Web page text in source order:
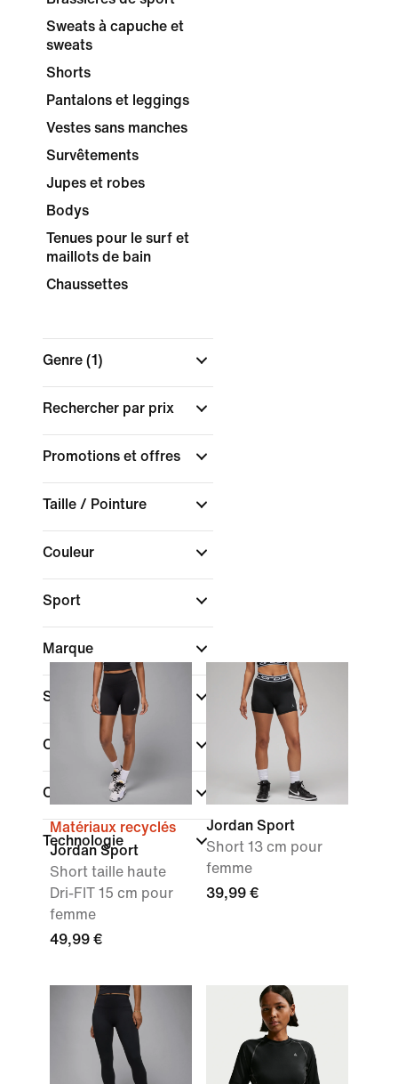
Sweats à capuche et
sweats
Shorts
Pantalons et leggings
Vestes sans manches
Survêtements
Jupes et robes
Bodys
Tenues pour le surf et
maillots de bain
Chaussettes
Genre (1)
Rechercher par prix
Promotions et offres
Taille / Pointure
Couleur
Sport
Marque
Style
Collections
Caractéristiques
Technologie
Matériaux recyclés
Jordan Sport
Short taille haute
Dri-FIT 15 cm pour
femme
49,99 €
Jordan Sport
Short 13 cm pour
femme
39,99 €